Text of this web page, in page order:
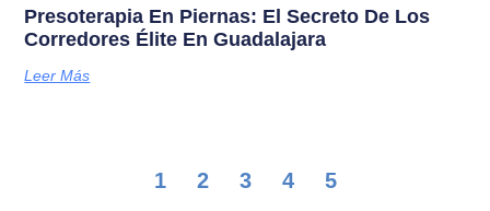
Presoterapia En Piernas: El Secreto De Los
Corredores Élite En Guadalajara
Leer Más
1 2 3 4 5